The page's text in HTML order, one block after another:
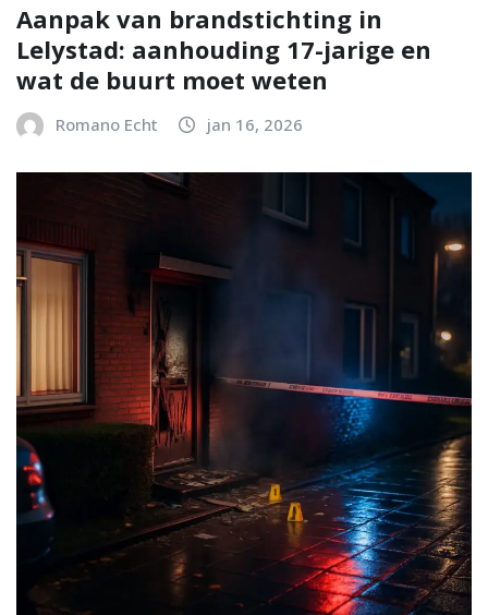
Aanpak van brandstichting in
Lelystad: aanhouding 17-jarige en
wat de buurt moet weten
Romano Echt jan 16, 2026